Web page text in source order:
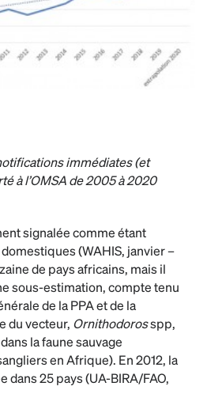
immédiates (et
à l’OMSA de 2005 à 2020
signalée comme étant
(WAHIS, janvier –
de pays africains, mais il
sous-estimation, compte tenu
de la PPA et de la
du vecteur, Ornithodorosspp,
la faune sauvage
en Afrique). En 2012, la
dans 25 pays (UA-BIRA/FAO,